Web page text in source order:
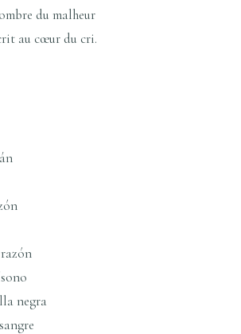
du malheur
au cœur du cri.
negra